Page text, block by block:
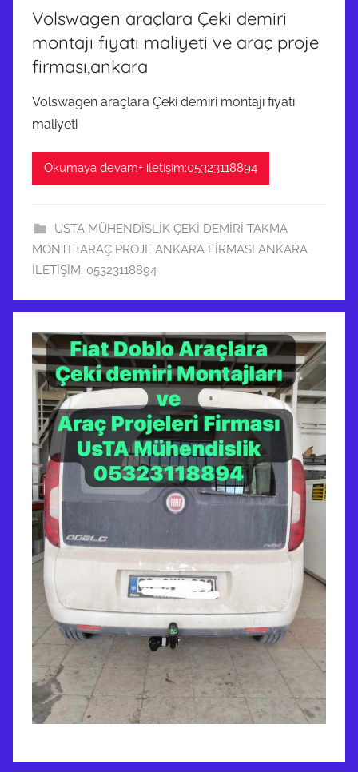
Volswagen araçlara Çeki demiri
montajı fıyatı maliyeti ve araç proje
firması,ankara
Volswagen araçlara Çeki demiri montajı fıyatı
maliyeti
Okumaya devam+ iletişim:05323118894
USTA MÜHENDİSLİK ÇEKİ DEMİRİ TAKMA
MONTE+ARAÇ PROJE ANKARA FİRMASI ANKARA
İLETİŞİM: 05323118894